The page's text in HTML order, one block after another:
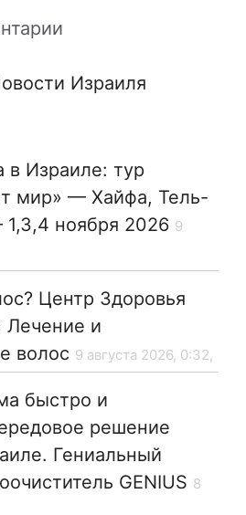
Израиля
Израиле: тур
мир» — Хайфа, Тель-
ноября 2026 9
Центр Здоровья
Лечение и
волос 9 августа 2026, 0:32,
быстро и
решение
Гениальный
GENIUS 8